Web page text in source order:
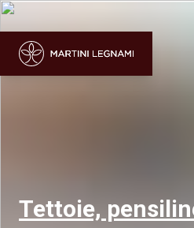
Tettoie,